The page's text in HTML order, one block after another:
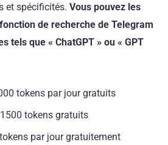
et spécificités. Vous pouvez les
de recherche de Telegram
tels que « ChatGPT » ou « GPT
tokens par jour gratuits
tokens gratuits
par jour gratuitement